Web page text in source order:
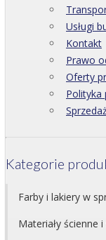
Usługi
Kontakt
Prawo
Oferty
Polityka
Kategorie
Farby i lakiery w
Materiały ścienne